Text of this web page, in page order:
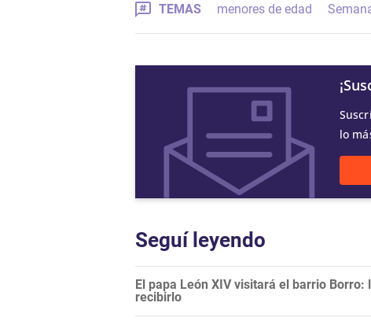
TEMAS menores de edad
lo
Seguí leyendo
El papa León XIV visitará el barrio
recibirlo